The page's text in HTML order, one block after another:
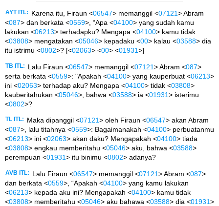
AYT ITL: Karena itu, Firaun <06547> memanggil <07121> Abram
<087> dan berkata <0559>, “Apa <04100> yang sudah kamu
lakukan <06213> terhadapku? Mengapa <04100> kamu tidak
<03808> mengatakan <05046> kepadaku <00> kalau <03588> dia
itu istrimu <0802>? [<02063> <00> <01931>]
TB ITL: Lalu Firaun <06547> memanggil <07121> Abram <087>
serta berkata <0559>: "Apakah <04100> yang kauperbuat <06213>
ini <02063> terhadap aku? Mengapa <04100> tidak <03808>
kauberitahukan <05046>, bahwa <03588> ia <01931> isterimu
<0802>?
TL ITL: Maka dipanggil <07121> oleh Firaun <06547> akan Abram
<087>, lalu titahnya <0559>: Bagaimanakah <04100> perbuatanmu
<06213> ini <02063> akan daku? Mengapakah <04100> tiada
<03808> engkau memberitahu <05046> aku, bahwa <03588>
perempuan <01931> itu binimu <0802> adanya?
AVB ITL: Lalu Firaun <06547> memanggil <07121> Abram <087>
dan berkata <0559>, “Apakah <04100> yang kamu lakukan
<06213> kepada aku ini? Mengapakah <04100> kamu tidak
<03808> memberitahu <05046> aku bahawa <03588> dia <01931>